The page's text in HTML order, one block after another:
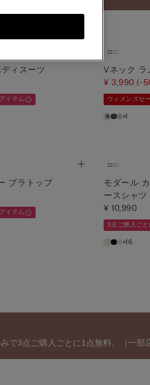
ィスーツ
イテム
Vネック ラ
¥ 3,990(-
ウィメンズセ
+1
ブラトップ
イテム
モダール
ースシャツ
¥ 10,990
3点ご購入ごと
+16
3点ご購入ごとに1点無料。（一部